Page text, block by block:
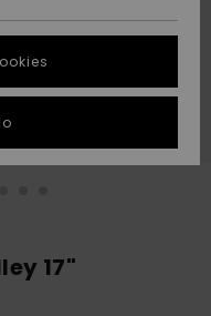
17"